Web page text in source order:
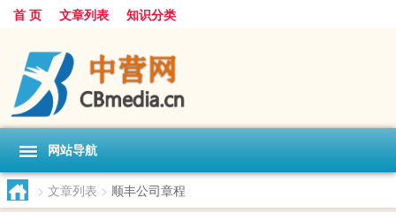
首 页 文章列表 知识分类
网站导航
> 文章列表 > 顺丰公司章程